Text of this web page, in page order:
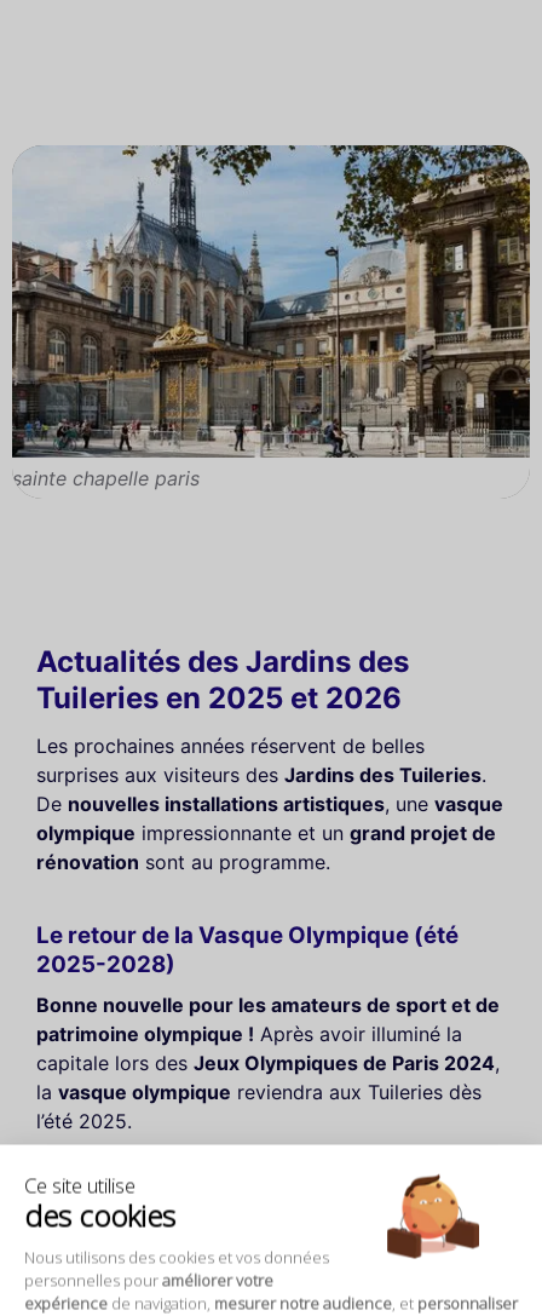
Ce site utilise
des cookies
Nous utilisons des cookies et vos données
personnelles pouraméliorer votre
expérience de navigation, mesurer notre audience, et personnaliser
sainte chapelle paris
Actualités des Jardins des
Tuileries en 2025 et 2026
Les prochaines années réservent de belles
surprises aux visiteurs des Jardins des Tuileries.
De nouvelles installations artistiques, une vasque
olympique impressionnante et un grand projet de
rénovation sont au programme.
Le retour de la Vasque Olympique (été
2025-2028)
Bonne nouvelle pour les amateurs de sport et de
patrimoine olympique ! Après avoir illuminé la
capitale lors des Jeux Olympiques de Paris 2024,
la vasque olympique reviendra aux Tuileries dès
l’été 2025.
Conçue par
, cette installation
artistique prendra la forme d’un ballon captif
60 mètres de
hauteur pour simuler une flamme grâce à un jeu
de lumières et de brume. Elle sera visible chaque